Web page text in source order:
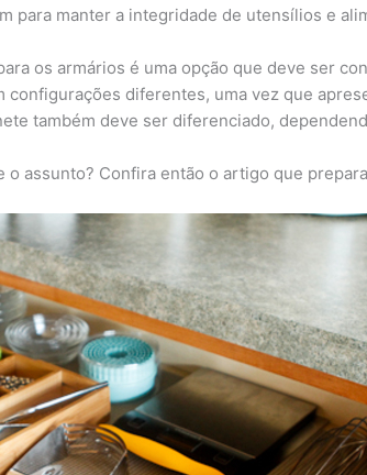
para manter a integridade de utensílios e
os armários é uma opção que deve ser
diferentes, uma vez que
também deve ser diferenciado,
assunto? Confira então o artigo que